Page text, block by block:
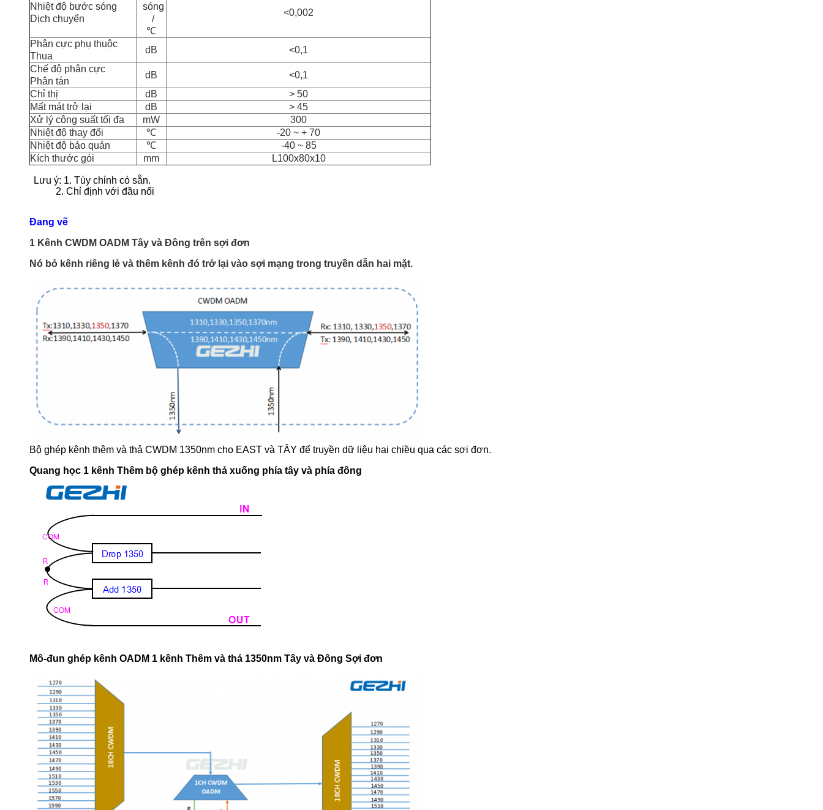
Nhiệt độ bước sóng
Dịch chuyển
sóng
/
℃
<0,002
Phân cực phụ thuộc
Thua
dB
<0,1
Chế độ phân cực
Phân tán
dB
<0,1
Chỉ thị
dB
> 50
Mất mát trở lại
dB
> 45
Xử lý công suất tối đa
mW
300
Nhiệt độ thay đổi
℃
-20 ~ + 70
Nhiệt độ bảo quản
℃
-40 ~ 85
Kích thước gói
mm L100x80x10
Lưu ý: 1. Tùy chỉnh có sẵn.
2. Chỉ định với đầu nối
Đang vẽ
1 Kênh CWDM OADM Tây và Đông trên sợi đơn
Nó bỏ kênh riêng lẻ và thêm kênh đó trở lại vào sợi mạng trong truyền dẫn hai mặt.
Bộ ghép kênh thêm và thả CWDM 1350nm cho EAST và TÂY để truyền dữ liệu hai chiều qua các sợi đơn.
Quang học 1 kênh Thêm bộ ghép kênh thả xuống phía tây và phía đông
Mô-đun ghép kênh OADM 1 kênh Thêm và thả 1350nm Tây và Đông Sợi đơn